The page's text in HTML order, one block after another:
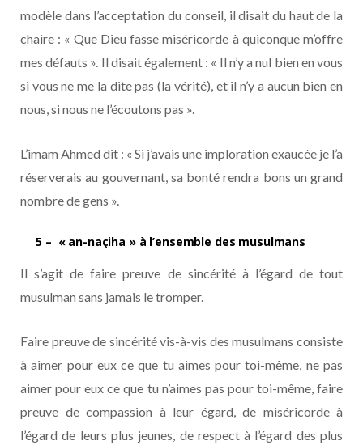
modèle dans l’acceptation du conseil, il disait du haut de la
chaire : « Que Dieu fasse miséricorde à quiconque m’offre
mes défauts ». Il disait également : « Il n’y a nul bien en vous
si vous ne me la dite pas (la vérité), et il n’y a aucun bien en
nous, si nous ne l’écoutons pas ».
L’imam Ahmed dit : « Si j’avais une imploration exaucée je l’a
réserverais au gouvernant, sa bonté rendra bons un grand
nombre de gens ».
5 – « an-naçiha » à l’ensemble des musulmans
Il s’agit de faire preuve de sincérité à l’égard de tout
musulman sans jamais le tromper.
Faire preuve de sincérité vis-à-vis des musulmans consiste
à aimer pour eux ce que tu aimes pour toi-même, ne pas
aimer pour eux ce que tu n’aimes pas pour toi-même, faire
preuve de compassion à leur égard, de miséricorde à
l’égard de leurs plus jeunes, de respect à l’égard des plus